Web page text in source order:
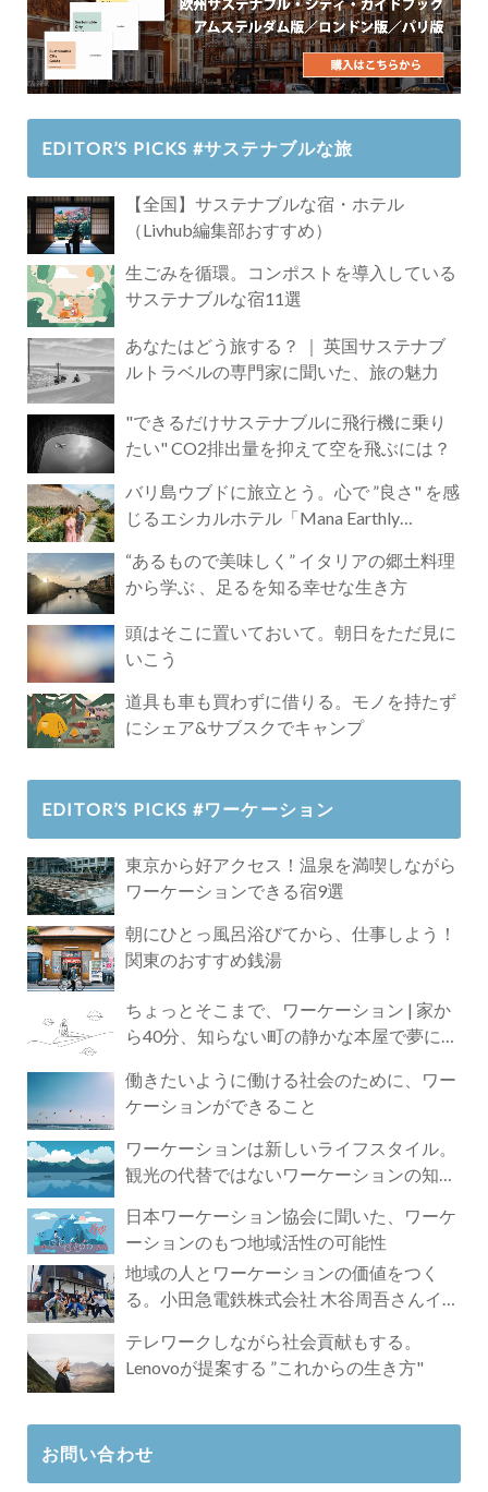
EDITOR’S PICKS #サステナブルな旅
【全国】サステナブルな宿・ホテル
（Livhub編集部おすすめ）
生ごみを循環。コンポストを導入している
サステナブルな宿11選
あなたはどう旅する？ ｜ 英国サステナブ
ルトラベルの専門家に聞いた、旅の魅力
"できるだけサステナブルに飛行機に乗り
たい" CO2排出量を抑えて空を飛ぶには？
バリ島ウブドに旅立とう。心で ”良さ" を感
じるエシカルホテル「Mana Earthly
“あるもので美味しく” イタリアの郷土料理
から学ぶ 、足るを知る幸せな生き方
頭はそこに置いておいて。朝日をただ見に
いこう
道具も車も買わずに借りる。モノを持たず
にシェア&サブスクでキャンプ
EDITOR’S PICKS #ワーケーション
東京から好アクセス！温泉を満喫しながら
ワーケーションできる宿9選
朝にひとっ風呂浴びてから、仕事しよう！
関東のおすすめ銭湯
ちょっとそこまで、ワーケーション | 家か
ら40分、知らない町の静かな本屋で夢に近
働きたいように働ける社会のために、ワー
ケーションができること
ワーケーションは新しいライフスタイル。
観光の代替ではないワーケーションの知ら
日本ワーケーション協会に聞いた、ワーケ
ーションのもつ地域活性の可能性
地域の人とワーケーションの価値をつく
る。小田急電鉄株式会社 木谷周吾さんイン
テレワークしながら社会貢献もする。
Lenovoが提案する ”これからの生き方"
お問い合わせ